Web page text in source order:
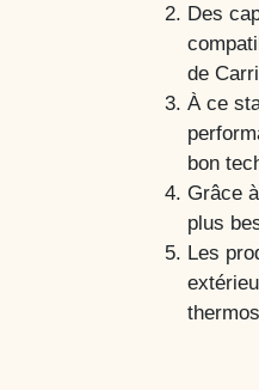
Des
de
À ce
bon
Grâce
plus
Les